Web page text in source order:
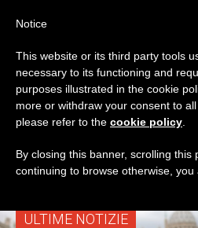
TAG
Posts
‘separati’
ULTIME NOTIZIE
Notice
This website or its third party tools
necessary to its functioning and
purposes illustrated in the cookie
more or withdraw your consent to
please refer to the cookie policy
By closing this banner, scrolling this
continuing to browse otherwise, you